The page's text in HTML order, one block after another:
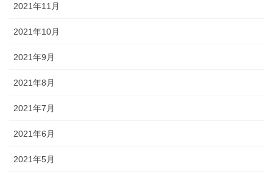
2021年11月
2021年10月
2021年9月
2021年8月
2021年7月
2021年6月
2021年5月